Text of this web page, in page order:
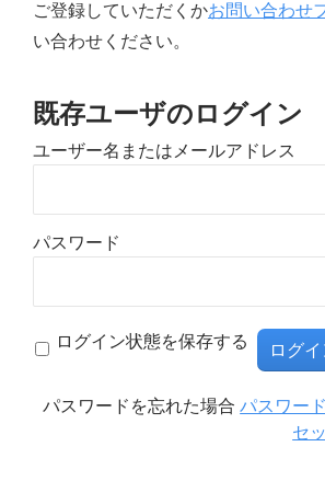
ご登録していただくかお問い合わせ
い合わせください。
既存ユーザのログイン
ユーザー名またはメールアドレス
パスワード
ログイン状態を保存する
パスワードを忘れた場合パスワー
セ